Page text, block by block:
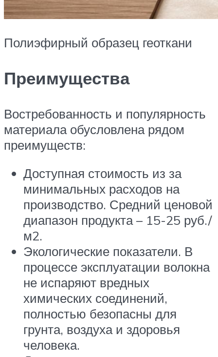
Полиэфирный образец геоткани
Преимущества
Востребованность и популярность
материала обусловлена рядом
преимуществ:
Доступная стоимость из за
минимальных расходов на
производство. Средний ценовой
диапазон продукта – 15-25 руб./
м2.
Экологические показатели. В
процессе эксплуатации волокна
не испаряют вредных
химических соединений,
полностью безопасны для
грунта, воздуха и здоровья
человека.